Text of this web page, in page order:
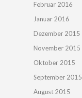
Februar 2016
Januar 2016
Dezember 2015
November 2015
Oktober 2015
September 2015
August 2015